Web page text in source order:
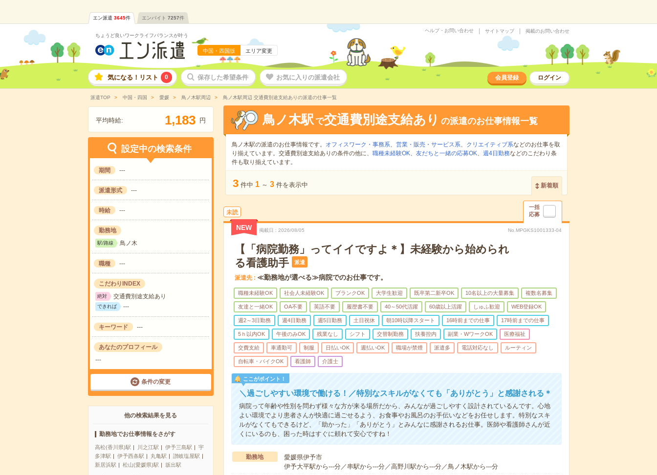
エン派遣 3645件 エンバイト 7257件
ちょうど良いワークライフバランスが叶う
中国・四国版 エリア変更
ヘルプ・お問い合わせ サイトマップ 掲載のお問い合わせ
気になる！リスト 0 保存した希望条件 お気に入りの派遣会社 会員登録 ログイン
派遣TOP 中国・四国 愛媛 鳥ノ木駅周辺 鳥ノ木駅周辺 交通費別途支給ありの派遣の仕事一覧
平均時給: 1,183 円
設定中の検索条件
期間 ---
派遣形式 ---
時給 ---
勤務地
駅/路線 鳥ノ木
職種 ---
こだわりINDEX
絶対 交通費別途支給あり
できれば ---
キーワード ---
あなたのプロフィール
---
条件の変更
他の検索結果を見る
勤務地でお仕事情報をさがす
高松(香川県)駅 川之江駅 伊予三島駅
宇
多津駅
伊予西条駅 丸亀駅
讃岐塩屋駅
新居浜駅
松山(愛媛県)駅 坂出駅
鳥ノ木駅 で交通費別途支給あり の派遣のお仕事情報一覧
鳥ノ木駅の派遣のお仕事情報です。 オフィスワーク・事務系、 営業・販売・サービス系、 クリエイティブ系などのお仕事を取
り揃えています。交通費別途支給ありの条件の他に、 職種未経験OK、 友だちと一緒の応募OK、 週4日勤務などのこだわり条
件も取り揃えています。
3 件中 1 ～ 3 件を表示中 新着順
未読
一括
応募
NEW 掲載日 2026/08/05 No.MPGKS1001333-04
【「病院勤務」ってイイですよ＊】未経験から始められ
る看護助手
派遣
派遣先 ≪勤務地が選べる≫病院でのお仕事です。
職種未経験OK 社会人未経験OK ブランクOK 大学生歓迎 既卒第二新卒OK 10名以上の大量募集 複数名募集
友達と一緒OK OA不要 英語不要 履歴書不要 40～50代活躍 60歳以上活躍 しゅふ歓迎 WEB登録OK
週2～3日勤務 週4日勤務 週5日勤務 土日祝休 朝10時以降スタート 16時前までの仕事 17時前までの仕事
5ｈ以内OK 午後のみOK 残業なし シフト 交替制勤務 扶養控内 副業・WワークOK 医療福祉
交費支給 車通勤可 制服 日払いOK 週払いOK 職場が禁煙 派遣多 電話対応なし ルーティン
自転車・バイクOK 看護師 介護士
ここがポイント！
＼過ごしやすい環境で働ける！／特別なスキルがなくても「ありがとう」と感謝される＊
病院って年齢や性別を問わず様々な方が来る場所だから、みんなが過ごしやすく設計されているんです。心地
よい環境でより患者さんが快適に過ごせるよう、お食事やお風呂のお手伝いなどをお任せします。特別なスキ
ルがなくてもできるけど、「助かった」「ありがとう」とみんなに感謝されるお仕事。医師や看護師さんが近
くにいるのも、困った時はすぐに頼れて安心ですね！
勤務地
愛媛県伊予市
伊予大平駅から---分／串駅から---分／高野川駅から---分／鳥ノ木駅から---分